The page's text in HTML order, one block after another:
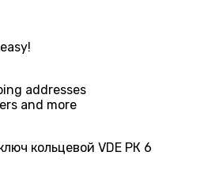
addresses
and more
кольцевой VDE РК 6